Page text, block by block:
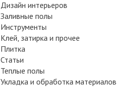
Дизайн интерьеров
Заливные полы
Инструменты
Клей, затирка и прочее
Плитка
Статьи
Теплые полы
Укладка и обработка материалов